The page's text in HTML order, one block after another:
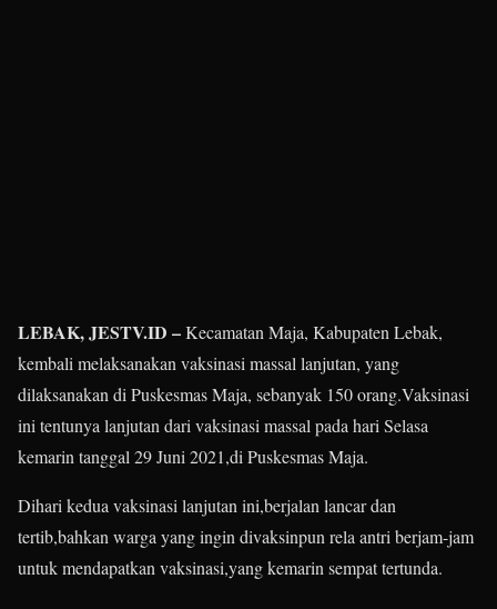
LEBAK, JESTV.ID –Kecamatan Maja, Kabupaten Lebak,
kembali melaksanakan vaksinasi massal lanjutan, yang
dilaksanakan di Puskesmas Maja, sebanyak 150 orang.Vaksinasi
ini tentunya lanjutan dari vaksinasi massal pada hari Selasa
kemarin tanggal 29 Juni 2021,di Puskesmas Maja.
Dihari kedua vaksinasi lanjutan ini,berjalan lancar dan
tertib,bahkan warga yang ingin divaksinpun rela antri berjam-jam
untuk mendapatkan vaksinasi,yang kemarin sempat tertunda.